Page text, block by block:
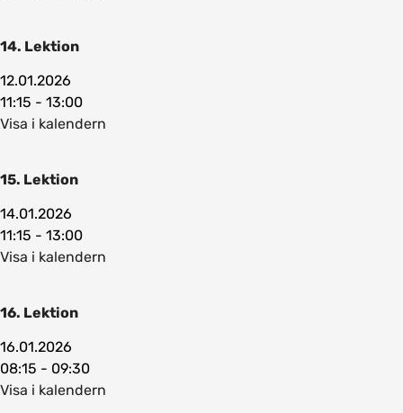
14. Lektion
12.01.2026
11:15 - 13:00
Visa i kalendern
15. Lektion
14.01.2026
11:15 - 13:00
Visa i kalendern
16. Lektion
16.01.2026
08:15 - 09:30
Visa i kalendern